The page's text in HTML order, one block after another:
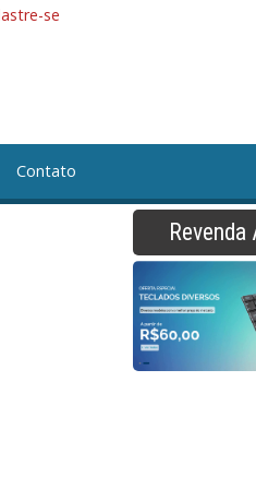
se
Contato
DE PÓ RETANGULAR
CONJ. MANGUEIRA AR
Manual TCA EVOLUTION